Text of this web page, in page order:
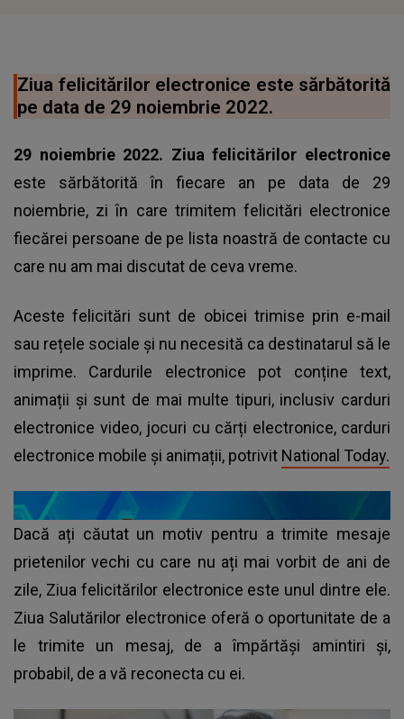
Ziua felicitărilor electronice este sărbătorită
pe data de 29 noiembrie 2022.
29 noiembrie 2022. Ziua felicitărilor electronice
este sărbătorită în fiecare an pe data de 29
noiembrie, zi în care trimitem felicitări electronice
fiecărei persoane de pe lista noastră de contacte cu
care nu am mai discutat de ceva vreme.
Aceste felicitări sunt de obicei trimise prin e-mail
sau rețele sociale și nu necesită ca destinatarul să le
imprime. Cardurile electronice pot conține text,
animații și sunt de mai multe tipuri, inclusiv carduri
electronice video, jocuri cu cărți electronice, carduri
electronice mobile și animații, potrivit National Today.
Dacă ați căutat un motiv pentru a trimite mesaje
prietenilor vechi cu care nu ați mai vorbit de ani de
zile, Ziua felicitărilor electronice este unul dintre ele.
Ziua Salutărilor electronice oferă o oportunitate de a
le trimite un mesaj, de a împărtăși amintiri și,
probabil, de a vă reconecta cu ei.